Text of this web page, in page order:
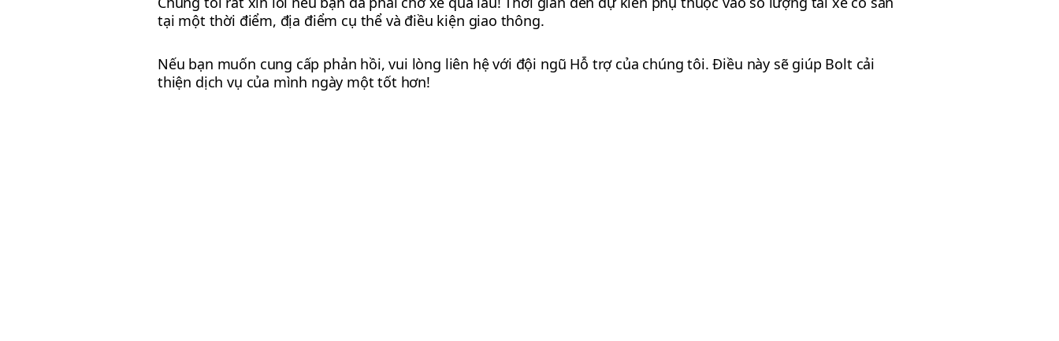
tại một thời điểm, địa điểm cụ thể và điều kiện giao thông.
Nếu bạn muốn cung cấp phản hồi, vui lòng liên hệ với đội ngũ Hỗ trợ của chúng tôi. Điều này sẽ giúp Bolt cải
thiện dịch vụ của mình ngày một tốt hơn!